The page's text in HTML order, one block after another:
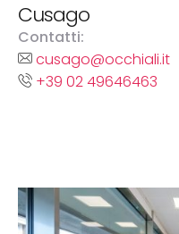
Cusago
Contatti:
cusago@occhiali.it
+39 02 49646463